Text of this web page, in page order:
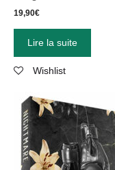
19,90€
Lire la suite
Wishlist